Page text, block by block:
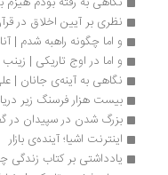
نظری بر آیین اخلاق در
و اما چگونه راهبه شدم |
و اما در اوج تاریکی |
نگاهی به آینه‌ی جانان |
بیست هزار فرسنگ زیر
بزرگ شدن در سپیدان در
اینترنت اشیا؛ آینده‌ی بازار
یادداشتی بر کتاب